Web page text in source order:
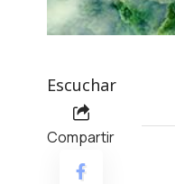
Escuchar
Compartir